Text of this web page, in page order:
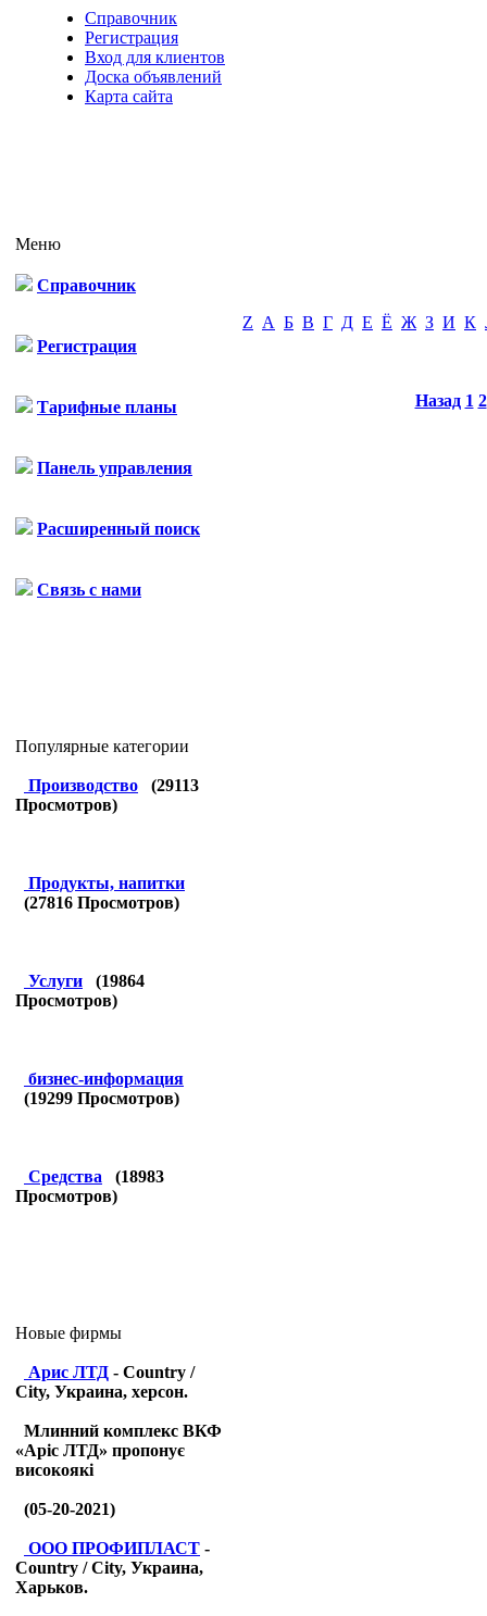
Справочник
Регистрация
Вход для клиентов
Доска объявлений
Карта сайта
Меню
Справочник
Регистрация
Тарифные планы
Панель управления
Расширенный поиск
Связь с нами
Популярные категории
Производство (29113
Просмотров)
Продукты, напитки
(27816 Просмотров)
Услуги (19864
Просмотров)
бизнес-информация
(19299 Просмотров)
Средства (18983
Просмотров)
Новые фирмы
Арис ЛТД - Country /
City, Украина, херсон.
Млинний комплекс ВКФ
«Аріс ЛТД» пропонує
високоякі
(05-20-2021)
ООО ПРОФИПЛАСТ -
Country / City, Украина,
Харьков.
Z А Б В Г Д Е Ё Ж З И К
Назад 1 2